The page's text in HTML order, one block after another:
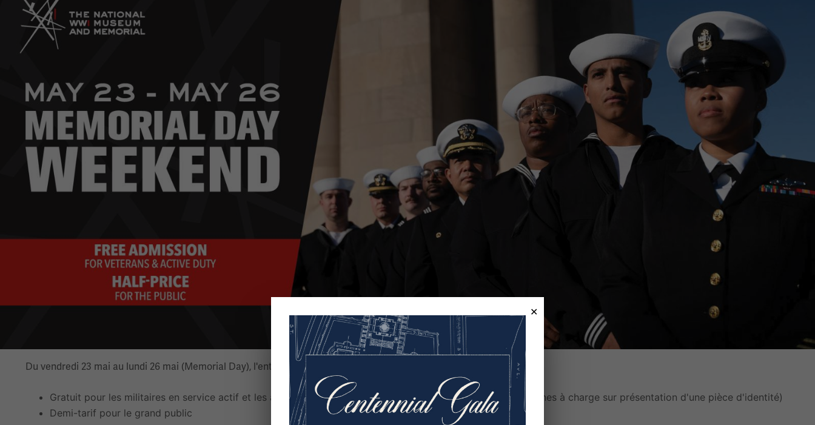
Du vendredi 23 mai au lundi 26 mai (Memorial Day), l'entrée au Musée et au Mémorial bénéficie d'une réduction :
Gratuit pour les militaires en service actif et les anciens combattants (y compris les conjoints et les personnes à charge sur présentation d'une pièce d'identité)
Demi-tarif pour le grand public